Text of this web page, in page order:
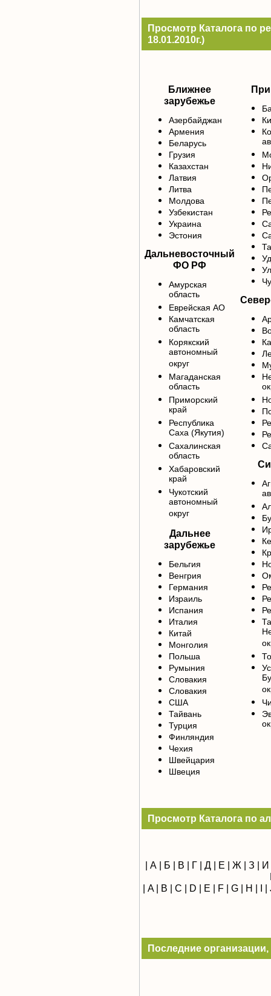
Просмотр Каталога по
18.01.2010г.)
Ближнее
зарубежье
Азербайджан
Армения
Беларусь
Грузия
Казахстан
Латвия
Литва
Молдова
Узбекистан
Украина
Эстония
Дальневосточный
ФО РФ
Амурская
область
Еврейская АО
Камчатская
область
Корякский
автономный
округ
Магаданская
область
Приморский
край
Республика
Саха (Якутия)
Сахалинская
область
Хабаровский
край
Чукотский
автономный
округ
Дальнее
зарубежье
Бельгия
Венгрия
Германия
Израиль
Испания
Италия
Китай
Монголия
Польша
Румыния
Словакия
Словакия
США
Тайвань
Турция
Финляндия
Чехия
Швейцария
Швеция
Просмотр Каталога по
| А| Б | В | Г| Д| Е | Ж | З | И
| A| B | C | D | E | F| G| H | I |
Последние